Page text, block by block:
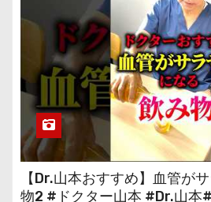
【Dr.山本おすすめ】血管が
物2 #ドクター山本 #Dr.山本